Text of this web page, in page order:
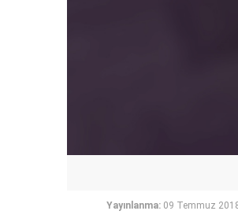
Yayınlanma: 09 Temmuz